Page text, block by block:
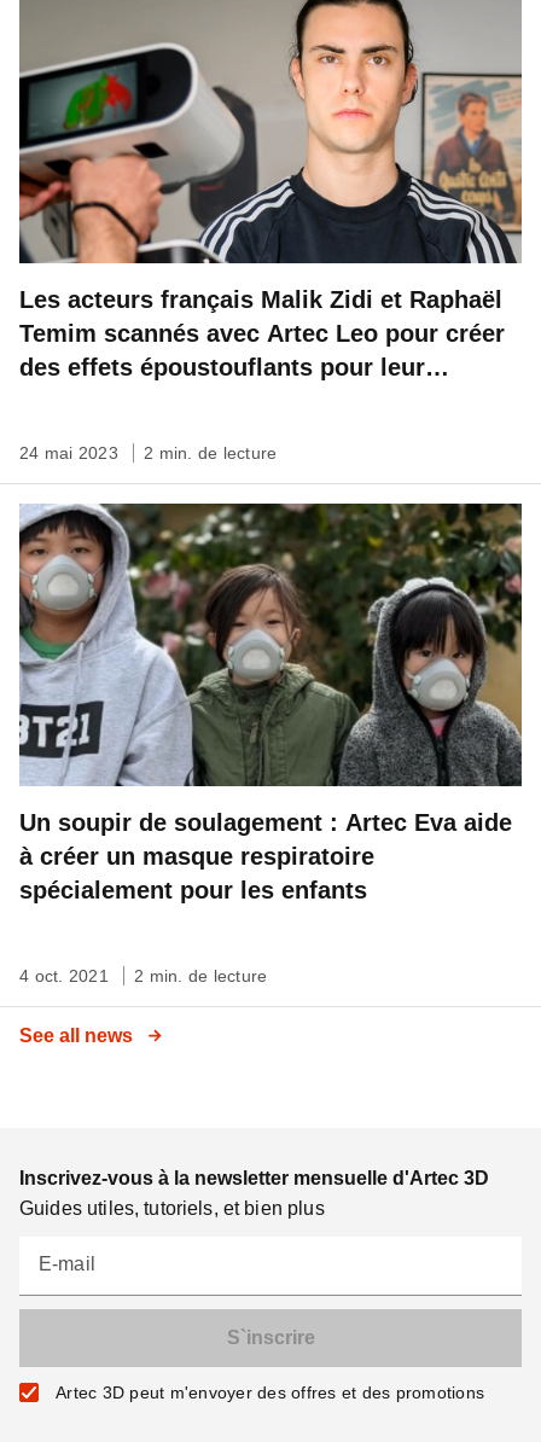
Les acteurs français Malik Zidi et Raphaël
Temim scannés avec Artec Leo pour créer
des effets époustouflants pour leur
24 mai 2023 2 min. de lecture
Un soupir de soulagement : Artec Eva aide
à créer un masque respiratoire
spécialement pour les enfants
4 oct. 2021 2 min. de lecture
See all news
Inscrivez-vous à la newsletter mensuelle d'Artec 3D
Guides utiles, tutoriels, et bien plus
E-mail
Artec 3D peut m'envoyer des offres et des promotions